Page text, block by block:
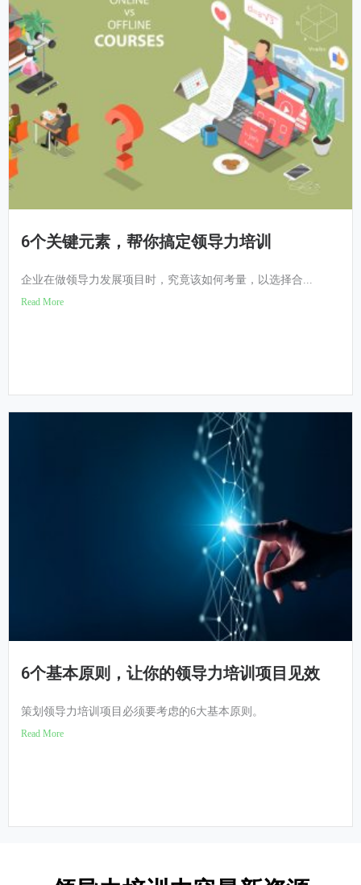
6个关键元素，帮你搞定领导力培训
企业在做领导力发展项目时，究竟该如何考量，以选择合...
Read More
6个基本原则，让你的领导力培训项目见效
策划领导力培训项目必须要考虑的6大基本原则。
Read More